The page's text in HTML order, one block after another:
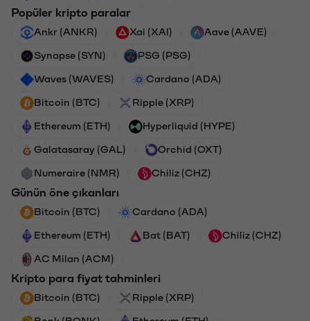
Popüler kripto paralar
Ankr (ANKR) Xai (XAI) Aave (AAVE)
Synapse (SYN) PSG (PSG)
Waves (WAVES) Cardano (ADA)
Bitcoin (BTC) Ripple (XRP)
Ethereum (ETH) Hyperliquid (HYPE)
Galatasaray (GAL) Orchid (OXT)
Numeraire (NMR) Chiliz (CHZ)
Günün öne çıkanları
Bitcoin (BTC) Cardano (ADA)
Ethereum (ETH) Bat (BAT) Chiliz (CHZ)
AC Milan (ACM)
Kripto para fiyat tahminleri
Bitcoin (BTC) Ripple (XRP)